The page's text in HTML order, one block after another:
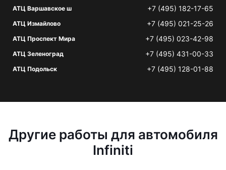
АТЦ Варшавское ш +7 (495) 182-17-65
АТЦ Измайлово +7 (495) 021-25-26
АТЦ Проспект Мира +7 (495) 023-42-98
АТЦ Зеленоград +7 (495) 431-00-33
АТЦ Подольск +7 (495) 128-01-88
Другие работы для автомобиля
Infiniti